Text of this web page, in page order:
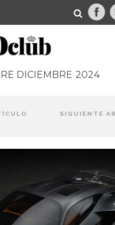
DICIEMBRE 2024
SIGUIENTE